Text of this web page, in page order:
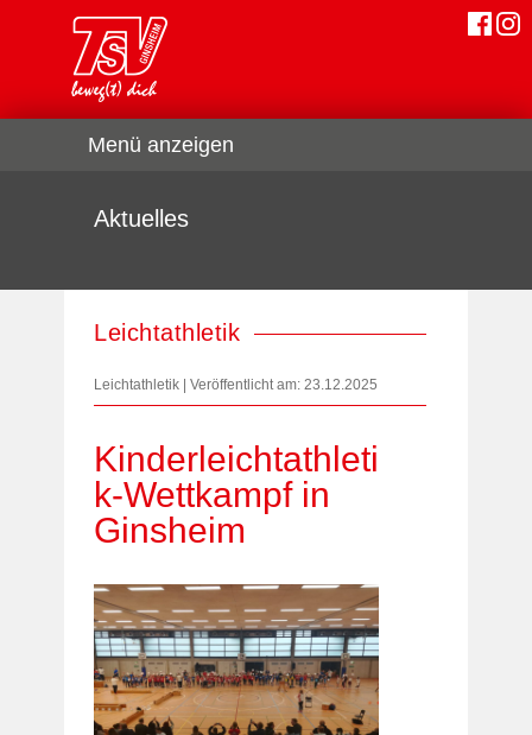
Menü anzeigen
Aktuelles
Leichtathletik
Leichtathletik | Veröffentlicht am: 23.12.2025
Kinderleichtathleti
k-Wettkampf in
Ginsheim